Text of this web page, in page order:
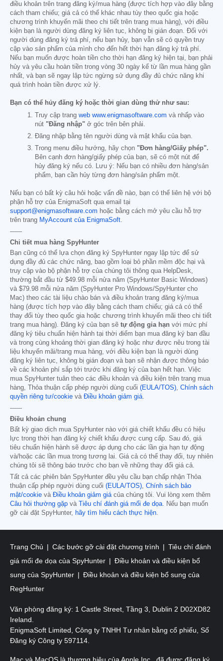
điều khoản trên trang đăng ký/mua hàng (được tích hợp vào đây bằng
cách tham chiếu; giá cả có thể khác nhau tùy theo quốc gia hoặc
chương trình khuyến mãi theo chi tiết trên trang mua hàng), với điều
kiện bạn là người dùng đăng ký liên tục, không bị gián đoạn. Đối với
người dùng đăng ký trả phí, nếu bạn hủy, bạn vẫn sẽ có quyền truy
cập vào sản phẩm của mình cho đến hết thời hạn đăng ký trả phí.
Nếu bạn muốn được hoàn tiền cho thời hạn đăng ký hiện tại, bạn phải
hủy và yêu cầu hoàn tiền trong vòng 30 ngày kể từ lần mua hàng gần
nhất, và bạn sẽ ngay lập tức ngừng sử dụng đầy đủ chức năng khi
quá trình hoàn tiền được xử lý.
Bạn có thể hủy đăng ký hoặc thời gian dùng thử như sau:
Truy cập trang web www.enigmasoftware.com và nhấp vào
nút "Đăng nhập" ở góc trên bên phải.
Đăng nhập bằng tên người dùng và mật khẩu của bạn.
Trong menu điều hướng, hãy chọn "Đơn hàng/Giấy phép".
Bên cạnh đơn hàng/giấy phép của bạn, sẽ có một nút để
hủy đăng ký nếu có. Lưu ý: Nếu bạn có nhiều đơn hàng/sản
phẩm, bạn cần hủy từng đơn hàng/sản phẩm một.
Nếu bạn có bất kỳ câu hỏi hoặc vấn đề nào, bạn có thể liên hệ với bộ
phận hỗ trợ của EnigmaSoft qua email tại
support@enigmasoftware.com hoặc bằng cách mở yêu cầu hỗ trợ
trên trang MyAccount của EnigmaSoft.
------
Chi tiết mua hàng SpyHunter
Bạn cũng có thể lựa chọn đăng ký SpyHunter ngay lập tức để sử
dụng đầy đủ các chức năng, bao gồm loại bỏ phần mềm độc hại và
truy cập vào bộ phận hỗ trợ của chúng tôi thông qua HelpDesk,
thường bắt đầu từ $49.98 mỗi nửa năm (SpyHunter Basic Windows)
và $79.98 mỗi nửa năm (SpyHunter Pro Windows/SpyHunter cho
Mac) theo các tài liệu chào bán và điều khoản trang đăng ký/mua
hàng (được tích hợp vào đây bằng cách tham chiếu; giá cả có thể
thay đổi tùy theo quốc gia hoặc chương trình khuyến mãi theo chi tiết
trang mua hàng). Đăng ký của bạn sẽ tự động gia hạn với mức phí
đăng ký tiêu chuẩn hiện hành tại thời điểm bạn mua đăng ký ban đầu
và trong cùng khoảng thời gian đăng ký hoặc như được nêu trong tài
liệu khuyến mãi/trang mua hàng, với điều kiện bạn là người dùng
đăng ký liên tục, không bị gián đoạn và bạn sẽ nhận được thông báo
về các khoản phí sắp tới trước khi đăng ký của bạn hết hạn. Việc
mua SpyHunter tuân theo các điều khoản và điều kiện trên trang mua
hàng, Thỏa thuận cấp phép người dùng cuối (EULA/TOS), Chính sách
quyền riêng tư/cookie và Điều khoản giảm giá.
------
Điều khoản chung
Bất kỳ giao dịch mua SpyHunter nào với giá chiết khấu đều có hiệu
lực trong thời hạn đăng ký chiết khấu được cung cấp. Sau đó, giá
tiêu chuẩn hiện hành sẽ được áp dụng cho các lần gia hạn tự động
và/hoặc các lần mua trong tương lai. Giá cả có thể thay đổi, tuy nhiên
chúng tôi sẽ thông báo trước cho bạn về những thay đổi giá cả.
Tất cả các phiên bản SpyHunter đều yêu cầu bạn chấp nhận Thỏa
thuận cấp phép người dùng cuối (EULA/TOS), Chính sách bảo
mật/cookie và Điều khoản giảm giácủa chúng tôi. Vui lòng xem thêm
Câu hỏi thường gặp và Tiêu chí đánh giá mối đe dọa. Nếu bạn muốn
gỡ cài đặt SpyHunter, hãy tìm hiểu cách thực hiện.
Trang Chủ Các bước gỡ cài đặt chương trình
Tiêu chí đánh
giá mối đe dọa của SpyHunter
Điều khoản và điều kiện bổ
sung của SpyHunter
Điều khoản và điều kiện bổ sung của
RegHunter
Văn phòng đăng ký: 1 Castle Street, Tầng 3, Dublin 2 D02XD82
Ireland.
EnigmaSoft Limited, Công ty TNHH Tư nhân bằng cổ phiếu, Số
Đăng ký Công ty 597114.
Mac và MacOS là thương hiệu của Apple Inc., đã được đăng ký